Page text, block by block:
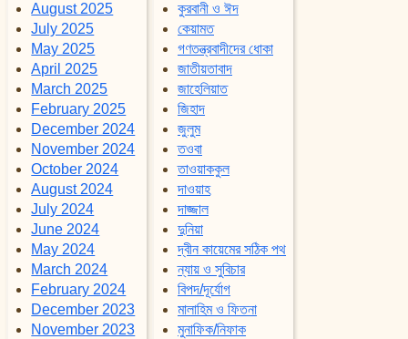
August 2025
July 2025
May 2025
April 2025
March 2025
February 2025
December 2024
November 2024
October 2024
August 2024
July 2024
June 2024
May 2024
March 2024
February 2024
December 2023
November 2023
কুরবানী ও ঈদ
কেয়ামত
গণতন্ত্রবাদীদের ধোকা
জাতীয়তাবাদ
জাহেলিয়াত
জিহাদ
জুলুম
তওবা
তাওয়াককুল
দাওয়াহ
দাজ্জাল
দুনিয়া
দ্বীন কায়েমের সঠিক পথ
ন্যায় ও সুবিচার
বিপদ/দূর্যোগ
মালাহিম ও ফিতনা
মুনাফিক/নিফাক